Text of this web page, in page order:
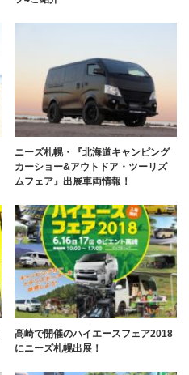
ニーズ札幌・『北海道キャンピング
カーショー&アウトドア・ツーリズ
ムフェア』出展車両情報！
高崎で開催のハイエースフェア2018
にニーズ札幌出展！